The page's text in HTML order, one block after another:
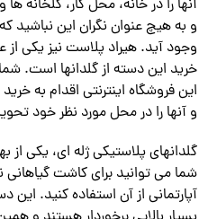
آنها را در خانه، محل کار، گلخانه
و به هیچ عنوان نگران این نباشید
وجود آید. هیراد پلاست نیز یکی از
خرید این دسته از گلدانها است.
این فروشگاه اینترنتی اقدام به
و آنها را در محل مورد نظر خود
گلدانهای پلاستیکی ژله ای، یکی
شما می توانید برای کاشت گیاهانی
آپارتمانی از آن استفاده کنید. این